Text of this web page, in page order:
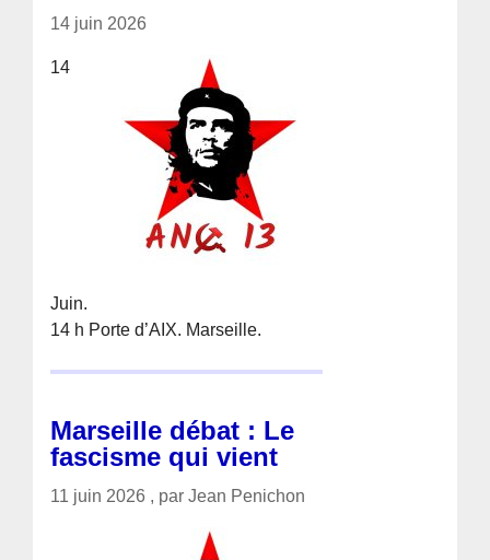
14 juin 2026
14
Juin.
14 h Porte d’AIX. Marseille.
Marseille débat : Le
fascisme qui vient
11 juin 2026 , par Jean Penichon